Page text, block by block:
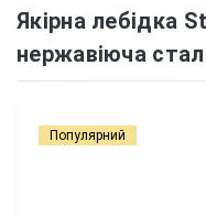
Якірна лебідка
нержавіюча
Популярний